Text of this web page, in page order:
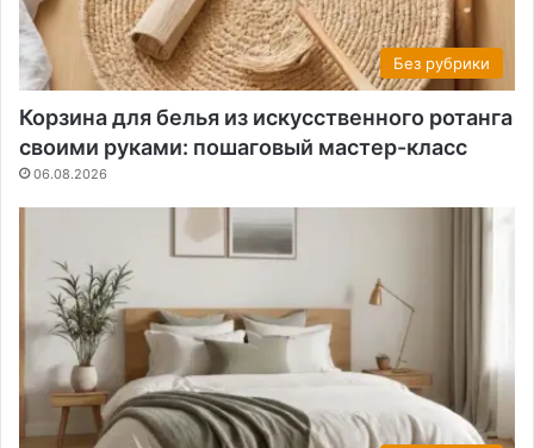
Без рубрики
Корзина для белья из искусственного ротанга
своими руками: пошаговый мастер-класс
06.08.2026